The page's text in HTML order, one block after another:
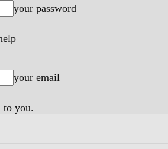
your password
your email
to you.